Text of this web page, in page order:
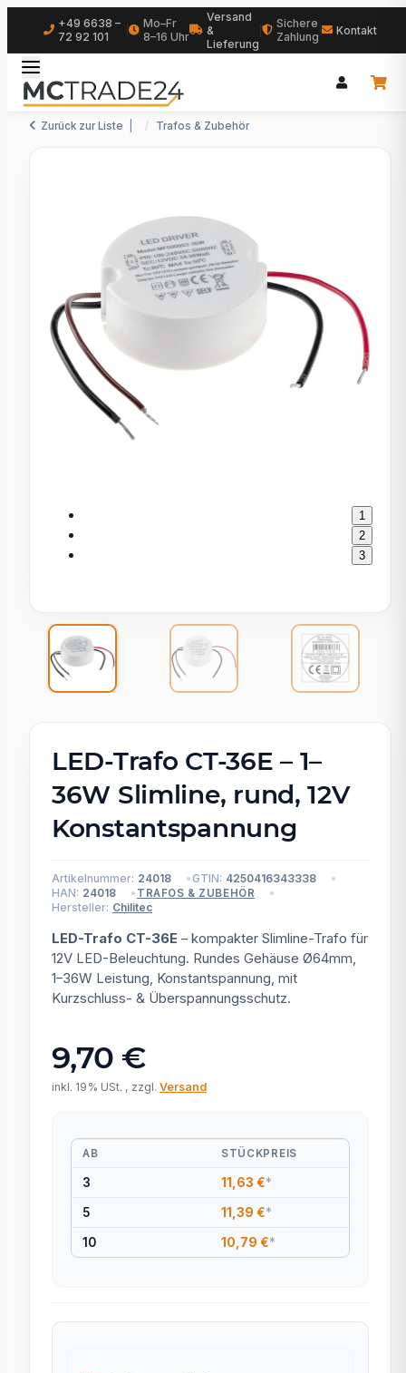
+49 6638 –
72 92 101
Mo–Fr
8–16 Uhr
Versand
&
Lieferung
Sichere
Zahlung
Kontakt
Zurück zur Liste Trafos & Zubehör
1
2
3
LED-Trafo CT-36E – 1–
36W Slimline, rund, 12V
Konstantspannung
Artikelnummer: 24018 GTIN: 4250416343338
HAN: 24018 TRAFOS & ZUBEHÖR
Hersteller: Chilitec
LED-Trafo CT-36E – kompakter Slimline-Trafo für
12V LED-Beleuchtung. Rundes Gehäuse Ø64mm,
1–36W Leistung, Konstantspannung, mit
Kurzschluss- & Überspannungsschutz.
9,70 €
inkl. 19% USt. , zzgl. Versand
AB STÜCKPREIS
3 11,63 €*
5 11,39 €*
10 10,79 €*